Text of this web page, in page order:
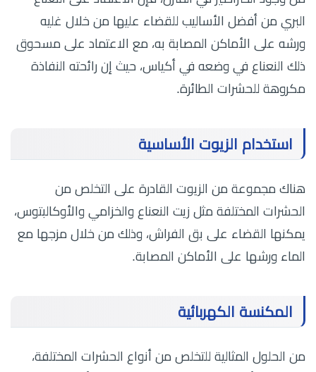
البري من أفضل الأساليب للقضاء عليها من خلال غليه
ورشه على الأماكن المصابة به، مع الاعتماد على مسحوق
ذلك النعناع في وضعه في أكياس، حيث إن رائحته النفاذة
مكروهة للحشرات الطائرة.
استخدام الزيوت الأساسية
هناك مجموعة من الزيوت القادرة على التخلص من
الحشرات المختلفة مثل زيت النعناع والخزامي والأوكالبتوس،
يمكنها القضاء على بق الفراش، وذلك من خلال مزجها مع
الماء ورشها على الأماكن المصابة.
المكنسة الكهربائية
من الحلول المثالية للتخلص من أنواع الحشرات المختلفة،